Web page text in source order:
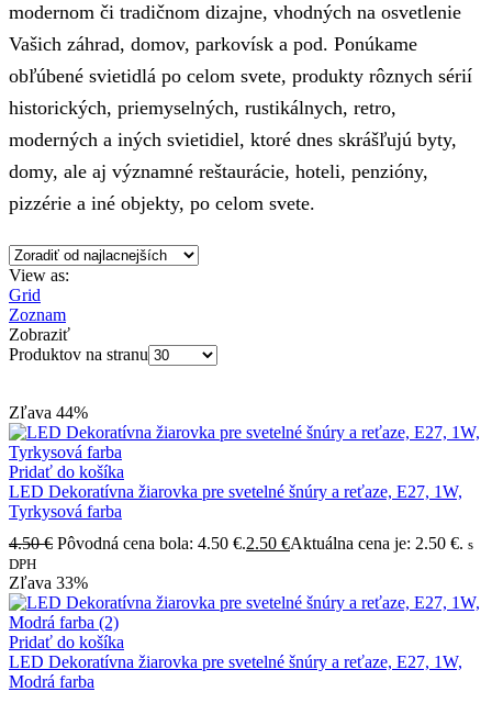
modernom či tradičnom dizajne, vhodných na osvetlenie
Vašich záhrad, domov, parkovísk a pod. Ponúkame
obľúbené svietidlá po celom svete, produkty rôznych sérií
historických, priemyselných, rustikálnych, retro,
moderných a iných svietidiel, ktoré dnes skrášľujú byty,
domy, ale aj významné reštaurácie, hoteli, penzióny,
pizzérie a iné objekty, po celom svete.
View as:
Grid
Zoznam
Zobraziť
Produktov na stranu
Zľava 44%
Pridať do košíka
LED Dekoratívna žiarovka pre svetelné šnúry a reťaze, E27, 1W,
Tyrkysová farba
4.50€ Pôvodná cena bola: 4.50 €.2.50 €Aktuálna cena je: 2.50 €. s
DPH
Zľava 33%
Pridať do košíka
LED Dekoratívna žiarovka pre svetelné šnúry a reťaze, E27, 1W,
Modrá farba